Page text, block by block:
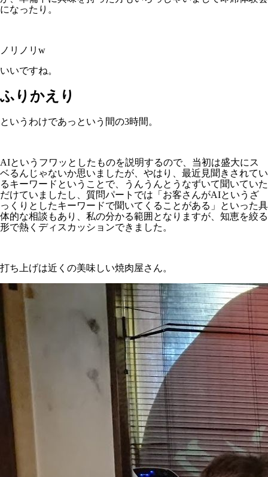
になったり。
ノリノリw
いいですね。
ふりかえり
というわけであっという間の3時間。
AIというフワッとしたものを説明するので、当初は盛大にス
ベるんじゃないか思いましたが、やはり、最近見聞きされてい
るキーワードということで、うんうんとうなずいて聞いていた
だけていましたし、質問パートでは「お客さんがAIというざ
っくりとしたキーワードで聞いてくることがある」といった具
体的な相談もあり、私の分かる範囲となりますが、知恵を絞る
形で熱くディスカッションできました。
打ち上げは近くの美味しい焼肉屋さん。